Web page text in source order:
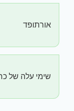
אורתופד
שימי עלה של